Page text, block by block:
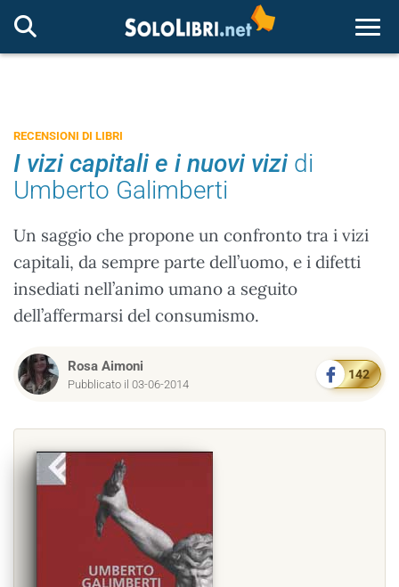
RECENSIONI DI LIBRI
I vizi capitali e i nuovi vizi di
Umberto Galimberti
Un saggio che propone un confronto tra i vizi
capitali, da sempre parte dell’uomo, e i difetti
insediati nell’animo umano a seguito
dell’affermarsi del consumismo.
Rosa Aimoni
Pubblicato il 03-06-2014
142